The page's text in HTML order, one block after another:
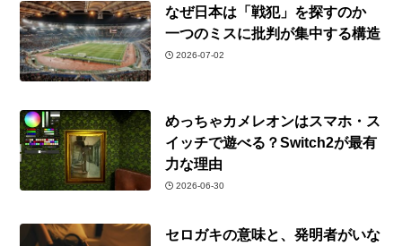
なぜ日本は「戦犯」を探すのか
一つのミスに批判が集中する構造
2026-07-02
めっちゃカメレオンはスマホ・ス
イッチで遊べる？Switch2が最有
力な理由
2026-06-30
セロガキの意味と、発明者がいな